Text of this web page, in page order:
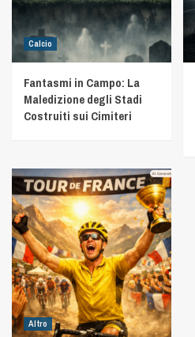
Calcio
Fantasmi in Campo: La
Maledizione degli Stadi
Costruiti sui Cimiteri
Altro